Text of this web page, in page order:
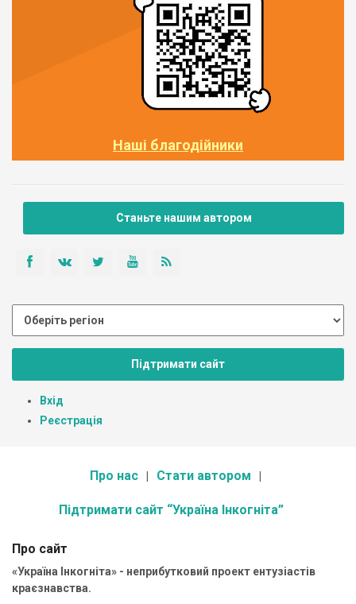
Наші благодійники
Станьте нашим автором
Підтримати сайт
Вхід
Реєстрація
Про нас Стати автором
Підтримати сайт “Україна Інкогніта”
Про сайт
«Україна Інкогніта» - неприбутковий проект ентузіастів
краєзнавства.